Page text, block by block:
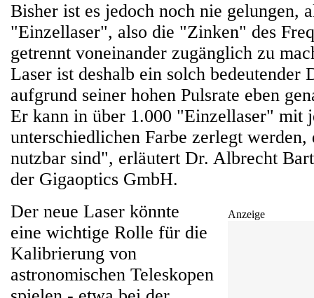
Bisher ist es jedoch noch nie gelungen,
"Einzellaser", also die "Zinken" des
getrennt voneinander zugänglich zu
Laser ist deshalb ein solch bedeutender
aufgrund seiner hohen Pulsrate eben
Er kann in über 1.000 "Einzellaser" mit
unterschiedlichen Farbe zerlegt werden,
nutzbar sind", erläutert Dr. Albrecht
der Gigaoptics GmbH.
Anzeige
Der neue Laser könnte
eine wichtige Rolle für die
Kalibrierung von
astronomischen Teleskopen